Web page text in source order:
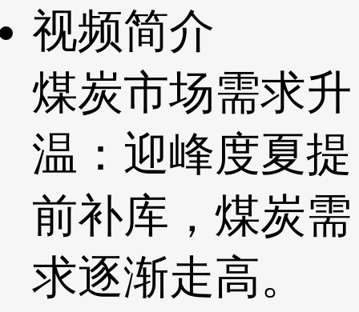
视频简介
煤炭市场需求升
温：迎峰度夏提
前补库，煤炭需
求逐渐走高。